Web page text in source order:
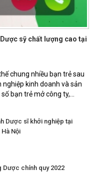
sỹ chất lượng cao tại
chung nhiều bạn trẻ sau
kinh doanh và sản
bạn trẻ mở công ty,...
Dược sĩ khởi nghiệp tại
Nội
Dược chính quy 2022